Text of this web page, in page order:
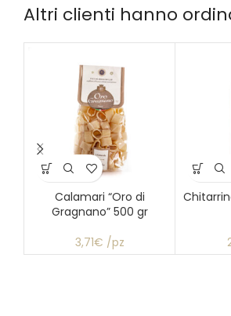
Altri clienti hanno
Calamari “Oro di
Gragnano” 500 gr
3,71€ /pz